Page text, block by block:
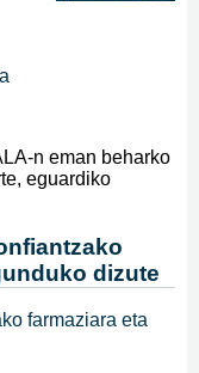
n eman beharko
eguardiko
dizute
farmaziara eta